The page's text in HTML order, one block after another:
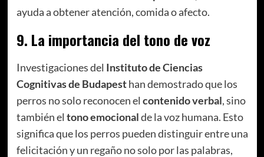
ayuda a obtener atención, comida o afecto.
9. La importancia del tono de voz
Investigaciones del Instituto de Ciencias
Cognitivas de Budapesthan demostrado que los
perros no solo reconocen el contenido verbal, sino
también el tono emocionalde la voz humana. Esto
significa que los perros pueden distinguir entre una
felicitación y un regaño no solo por las palabras,